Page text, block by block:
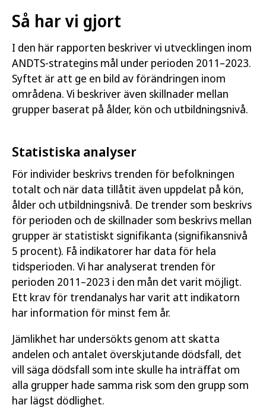
Så har vi gjort
I den här rapporten beskriver vi utvecklingen inom
ANDTS-strategins mål under perioden 2011–2023.
Syftet är att ge en bild av förändringen inom
områdena. Vi beskriver även skillnader mellan
grupper baserat på ålder, kön och utbildningsnivå.
Statistiska analyser
För individer beskrivs trenden för befolkningen
totalt och när data tillåtit även uppdelat på kön,
ålder och utbildningsnivå. De trender som beskrivs
för perioden och de skillnader som beskrivs mellan
grupper är statistiskt signifikanta (signifikansnivå
5 procent). Få indikatorer har data för hela
tidsperioden. Vi har analyserat trenden för
perioden 2011–2023 i den mån det varit möjligt.
Ett krav för trendanalys har varit att indikatorn
har information för minst fem år.
Jämlikhet har undersökts genom att skatta
andelen och antalet överskjutande dödsfall, det
vill säga dödsfall som inte skulle ha inträffat om
alla grupper hade samma risk som den grupp som
har lägst dödlighet.